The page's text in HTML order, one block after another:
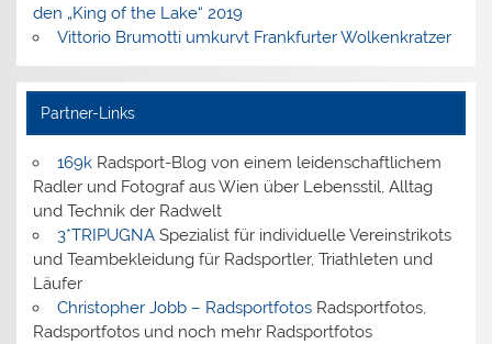
den „King of the Lake“ 2019
Vittorio Brumotti umkurvt Frankfurter Wolkenkratzer
Partner-Links
169kRadsport-Blog von einem leidenschaftlichem
Radler und Fotograf aus Wien über Lebensstil, Alltag
und Technik der Radwelt
3*TRIPUGNASpezialist für individuelle Vereinstrikots
und Teambekleidung für Radsportler, Triathleten und
Läufer
Christopher Jobb – RadsportfotosRadsportfotos,
Radsportfotos und noch mehr Radsportfotos